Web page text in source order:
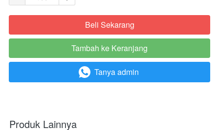
`Beli Sekarang
`
Tambah ke Keranjang
` Tanya admin
Produk Lainnya